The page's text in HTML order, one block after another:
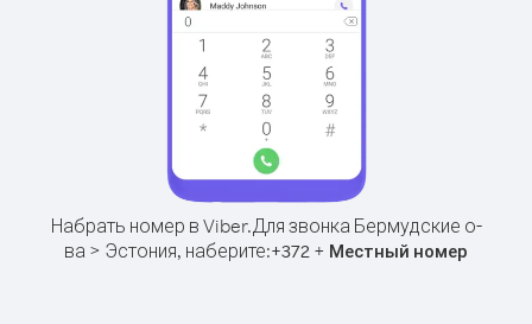
Набрать номер в Viber.Для звонка Бермудские о-
ва > Эстония, наберите:+372 + Местный номер